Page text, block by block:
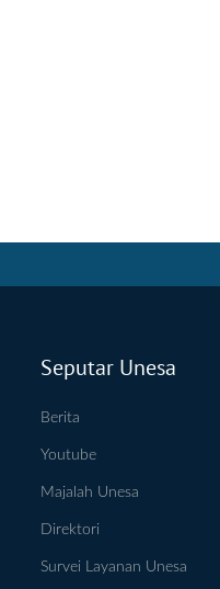
Seputar Unesa
Berita
Youtube
Majalah Unesa
Direktori
Survei Layanan Unesa